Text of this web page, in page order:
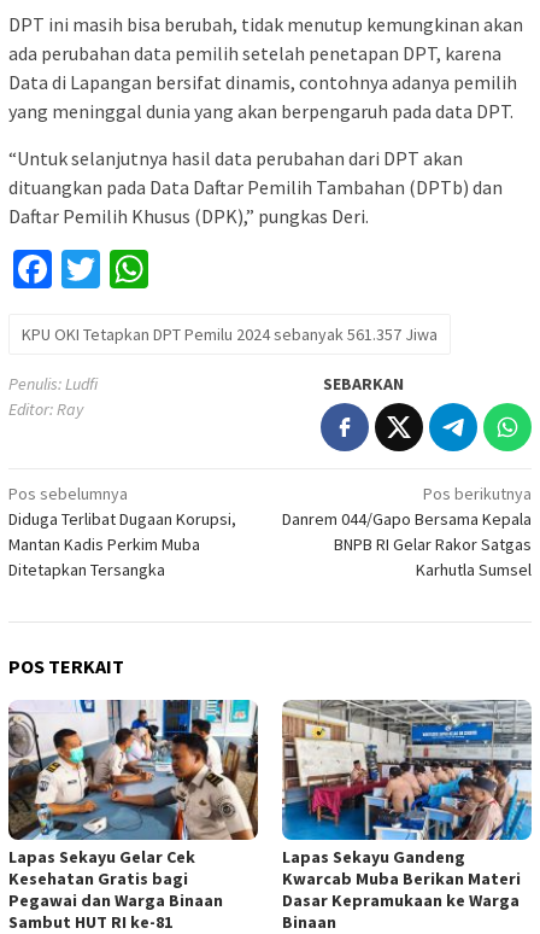
DPT ini masih bisa berubah, tidak menutup kemungkinan akan
ada perubahan data pemilih setelah penetapan DPT, karena
Data di Lapangan bersifat dinamis, contohnya adanya pemilih
yang meninggal dunia yang akan berpengaruh pada data DPT.
“Untuk selanjutnya hasil data perubahan dari DPT akan
dituangkan pada Data Daftar Pemilih Tambahan (DPTb) dan
Daftar Pemilih Khusus (DPK),” pungkas Deri.
Facebook
Twitter
KPU OKI Tetapkan DPT Pemilu 2024 sebanyak 561.357 Jiwa
Penulis: Ludfi
Editor: Ray
SEBARKAN
Navigasi
pos
Pos sebelumnya
Diduga Terlibat Dugaan Korupsi,
Mantan Kadis Perkim Muba
Ditetapkan Tersangka
Pos berikutnya
Danrem 044/Gapo Bersama Kepala
BNPB RI Gelar Rakor Satgas
Karhutla Sumsel
POS TERKAIT
Lapas Sekayu Gelar Cek
Kesehatan Gratis bagi
Pegawai dan Warga Binaan
Sambut HUT RI ke-81
Lapas Sekayu Gandeng
Kwarcab Muba Berikan Materi
Dasar Kepramukaan ke Warga
Binaan